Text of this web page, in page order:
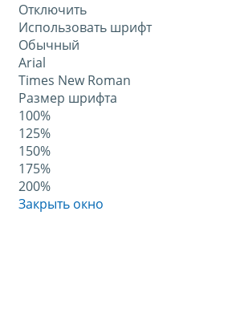
Отключить
Использовать шрифт
Обычный
Arial
Times New Roman
Размер шрифта
100%
125%
150%
175%
200%
Закрыть окно